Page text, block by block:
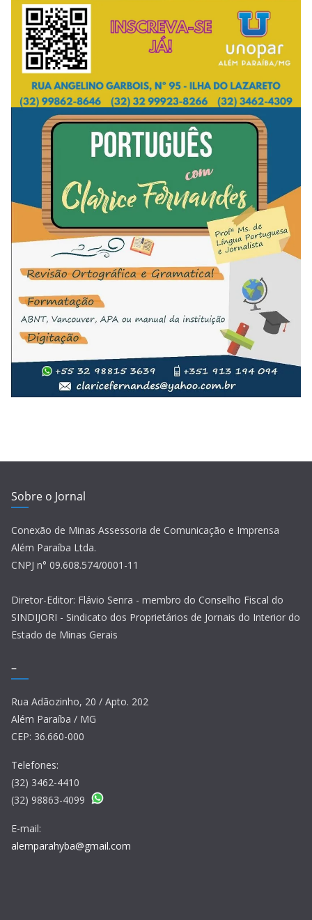
Sobre o Jornal
Conexão de Minas Assessoria de Comunicação e Imprensa
Além Paraíba Ltda.
CNPJ n° 09.608.574/0001-11
Diretor-Editor: Flávio Senra - membro do Conselho Fiscal do
SINDIJORI - Sindicato dos Proprietários de Jornais do Interior do
Estado de Minas Gerais
–
Rua Adãozinho, 20 / Apto. 202
Além Paraíba / MG
CEP: 36.660-000
Telefones:
(32) 3462-4410
(32) 98863-4099
E-mail:
alemparahyba@gmail.com